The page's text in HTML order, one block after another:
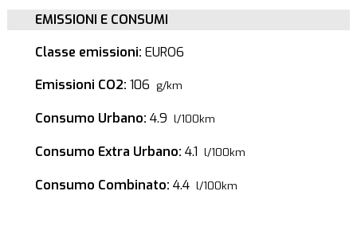
EMISSIONI E CONSUMI
Classe emissioni: EURO6
Emissioni CO2: 106 g/km
Consumo Urbano: 4.9 l/100km
Consumo Extra Urbano: 4.1 l/100km
Consumo Combinato: 4.4 l/100km